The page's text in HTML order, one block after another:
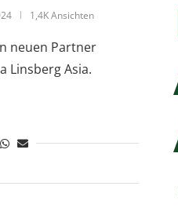
1,4K Ansichten
neuen Partner
Linsberg Asia.